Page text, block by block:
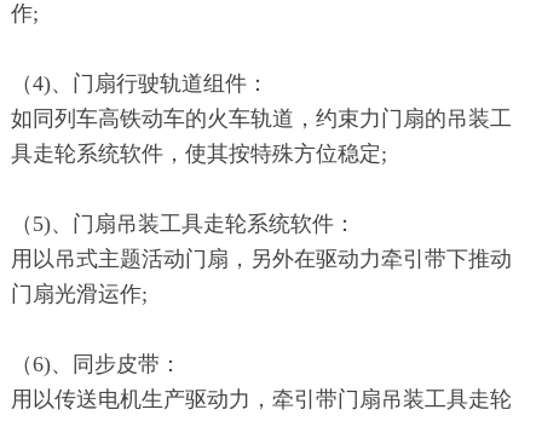
作;
（4)、门扇行驶轨道组件：
如同列车高铁动车的火车轨道，约束力门扇的吊装工
具走轮系统软件，使其按特殊方位稳定;
（5)、门扇吊装工具走轮系统软件：
用以吊式主题活动门扇，另外在驱动力牵引带下推动
门扇光滑运作;
（6)、同步皮带：
用以传送电机生产驱动力，牵引带门扇吊装工具走轮